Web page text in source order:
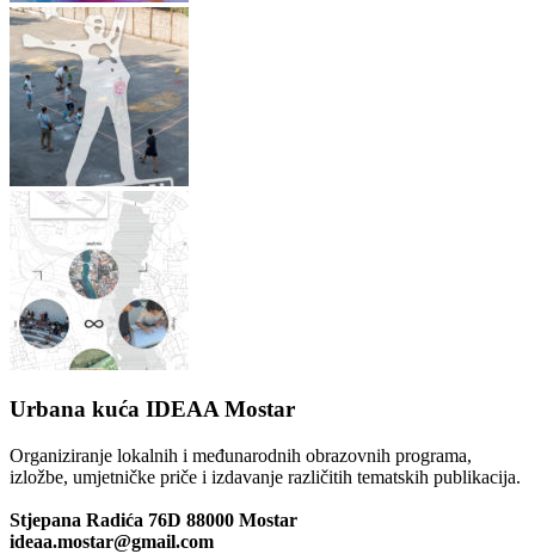
Urbana kuća IDEAA Mostar
Organiziranje lokalnih i međunarodnih obrazovnih programa,
izložbe, umjetničke priče i izdavanje različitih tematskih publikacija.
Stjepana Radića 76D 88000 Mostar
ideaa.mostar@gmail.com